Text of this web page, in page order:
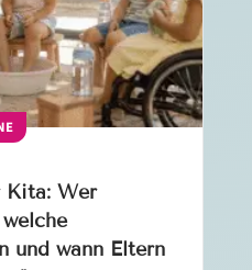
Kita: Wer
und wann Eltern